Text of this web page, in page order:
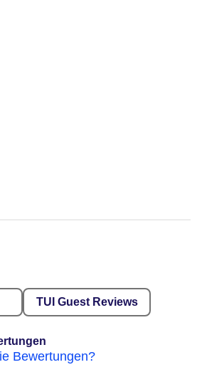
TUI Guest Reviews
Bewertungen?